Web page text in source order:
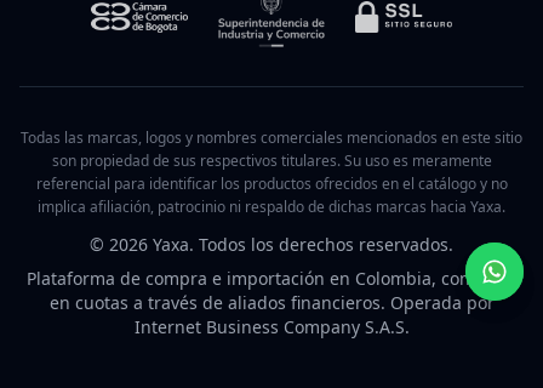
Todas las marcas, logos y nombres comerciales mencionados en este sitio
son propiedad de sus respectivos titulares. Su uso es meramente
referencial para identificar los productos ofrecidos en el catálogo y no
implica afiliación, patrocinio ni respaldo de dichas marcas hacia Yaxa.
© 2026 Yaxa. Todos los derechos reservados.
Plataforma de compra e importación en Colombia, con pago
en cuotas a través de aliados financieros. Operada por
Internet Business Company S.A.S.